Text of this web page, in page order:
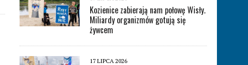
Kozienice zabierają nam połowę Wisły.
Miliardy organizmów gotują się
żywcem
17 LIPCA 2026